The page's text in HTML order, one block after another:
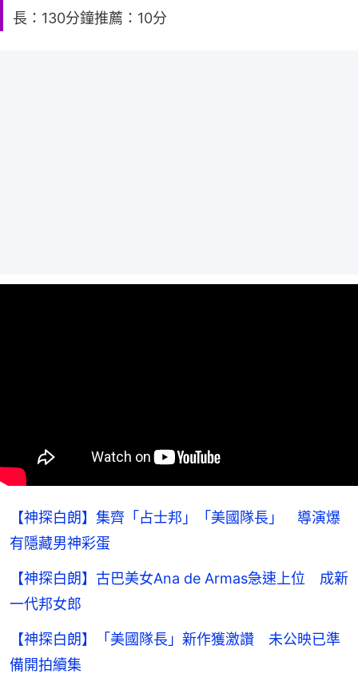
長：130分鐘推薦：10分
【神探白朗】集齊「占士邦」「美國隊長」 導演爆
有隱藏男神彩蛋
【神探白朗】古巴美女Ana de Armas急速上位 成新
一代邦女郎
【神探白朗】「美國隊長」新作獲激讚 未公映已準
備開拍續集